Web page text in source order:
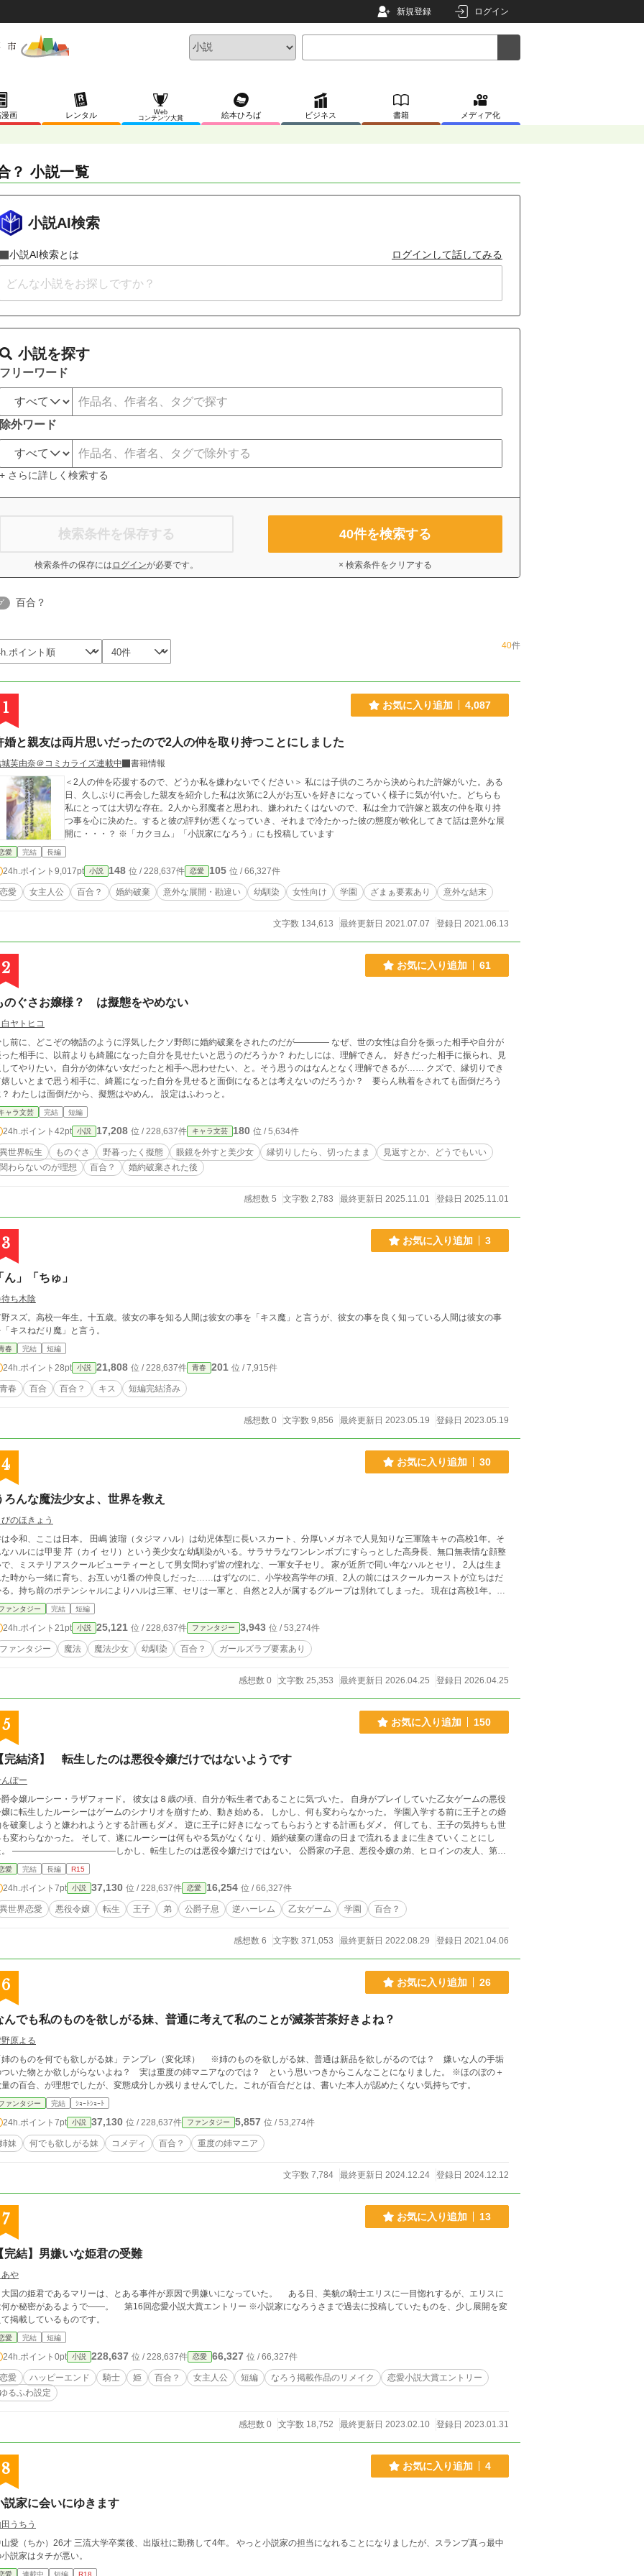
新規登録 ログイン
画 レンタル
Web
コンテンツ大賞
絵本ひろば ビジネス 書籍 メディア化
？ 小説一覧
小説AI検索
小説AI検索とは ログインして話してみる
小説を探す
フリーワード
除外ワード
+ さらに詳しく検索する
検索条件を保存する
検索条件の保存には ログインが必要です。
40件を検索する
× 検索条件をクリアする
百合？
40件
1 お気に入り追加 4,087
婚と親友は両片思いだったので2人の仲を取り持つことにしました
芙由奈＠コミカライズ連載中
書籍情報
＜2人の仲を応援するので、どうか私を嫌わないでください＞ 私には子供のころから決められた許嫁がいた。ある
日、久しぶりに再会した親友を紹介した私は次第に2人がお互いを好きになっていく様子に気が付いた。どちらも
私にとっては大切な存在。2人から邪魔者と思われ、嫌われたくはないので、私は全力で許嫁と親友の仲を取り持
つ事を心に決めた。すると彼の評判が悪くなっていき、それまで冷たかった彼の態度が軟化してきて話は意外な展
開に・・・？ ※「カクヨム」「小説家になろう」にも投稿しています
愛 完結 長編
24h.ポイント 9,017pt 小説 148 位 / 228,637件 恋愛 105 位 / 66,327件
恋愛 女主人公 百合？ 婚約破棄 意外な展開・勘違い 幼馴染 女性向け 学園 ざまぁ要素あり 意外な結末
文字数 134,613 最終更新日 2021.07.07 登録日 2021.06.13
2 お気に入り追加 61
のぐさお嬢様？ は擬態をやめない
ヤトヒコ
前に、どこぞの物語のように浮気したクソ野郎に婚約破棄をされたのだが―――― なぜ、世の女性は自分を振った相手や自分が
た相手に、以前よりも綺麗になった自分を見せたいと思うのだろうか？ わたしには、理解できん。 好きだった相手に振られ、見
てやりたい。自分が勿体ない女だったと相手へ思わせたい、と。そう思うのはなんとなく理解できるが…… クズで、縁切りでき
しいとまで思う相手に、綺麗になった自分を見せると面倒になるとは考えないのだろうか？ 要らん執着をされても面倒だろう
に？ わたしは面倒だから、擬態はやめん。 設定はふわっと。
ャラ文芸 完結 短編
24h.ポイント 42pt 小説 17,208 位 / 228,637件 キャラ文芸 180 位 / 5,634件
異世界転生 ものぐさ 野暮ったく擬態 眼鏡を外すと美少女 縁切りしたら、切ったまま
見返すとか、どうでもいい
関わらないのが理想
百合？ 婚約破棄された後
感想数 5 文字数 2,783 最終更新日 2025.11.01 登録日 2025.11.01
3 お気に入り追加 3
ん」「ちゅ」
ち木陰
スズ。高校一年生。十五歳。彼女の事を知る人間は彼女の事を「キス魔」と言うが、彼女の事を良く知っている人間は彼女の事
キスねだり魔」と言う。
春 完結 短編
24h.ポイント 28pt 小説 21,808 位 / 228,637件 青春 201 位 / 7,915件
青春 百合 百合？ キス 短編完結済み
感想数 0 文字数 9,856 最終更新日 2023.05.19 登録日 2023.05.19
4 お気に入り追加 30
ろんな魔法少女よ、世界を救え
のほきょう
こは日本。 田嶋 波瑠（タジマ ハル）は幼児体型に長いスカート、分厚いメガネで人見知りな三軍陰キャの高校1年。そ
ハルには甲斐 芹（カイ セリ）という美少女な幼馴染がいる。サラサラなワンレンボブにすらっとした高身長、無口無表情な顔整
、ミステリアスクールビューティーとして男女問わず皆の憧れな、一軍女子セリ。 家が近所で同い年なハルとセリ。 2人は生ま
た時から一緒に育ち、お互いが1番の仲良しだった……はずなのに、小学校高学年の頃、2人の前にはスクールカーストが立ちはだ
。持ち前のポテンシャルによりハルは三軍、セリは一軍と、自然と2人が属するグループは別れてしまった。 現在は高校1年。2
同じ高校の同じクラスになったにも関わらず全く話さないどころか、目すら合わない疎遠な関係となってしまっていたのだ。 そ
ある日、ハルはコンビニ強盗に出くわしピンチに陥ってしまう。危機一髪でハルを助けてくれたのは、ハルが幼い頃に大好きだ
アニメ「うろんな魔法少女マリィ」にそっくりな美少女。 ツインテールのピンク髪で赤い瞳、フリルとリボンたっぷりなピンク
を着て、ピンククリスタルの付いたステッキを持った美少女は、「魔法少女セリィ」と名乗ってくれた。可憐にコンビニ強盗を
くれた魔法少女セリィ。 そんな魔法少女セリィの正体は、普段は無口で無表情な幼馴染のセリだと、幼い頃から一緒のハル
ァンタジー 完結 短編
24h.ポイント 21pt 小説 25,121 位 / 228,637件 ファンタジー 3,943 位 / 53,274件
ファンタジー 魔法 魔法少女 幼馴染 百合？ ガールズラブ要素あり
感想数 0 文字数 25,353 最終更新日 2026.04.25 登録日 2026.04.25
5 お気に入り追加 150
完結済】 転生したのは悪役令嬢だけではないようです
ぽー
令嬢ルーシー・ラザフォード。 彼女は８歳の頃、自分が転生者であることに気づいた。 自身がプレイしていた乙女ゲームの悪役
に転生したルーシーはゲームのシナリオを崩すため、動き始める。 しかし、何も変わらなかった。 学園入学する前に王子との婚
破棄しようと嫌われようとする計画もダメ。 逆に王子に好きになってもらおうとする計画もダメ。 何しても、王子の気持ちも世
った。 そして、遂にルーシーは何もやる気がなくなり、婚約破棄の運命の日まで流れるままに生きていくことにし
の子息、悪役令嬢の弟、ヒロインの友人、第3
。 彼らもまた転生者であり、前世では悪役令嬢ルーシーを推しとしていた特殊な人たちであった。 そんなルーシーを愛してやま
はこう決意する。 ――――――――――――自分がルーシーを幸せにすると。 転生した乙ゲーのキャラたちが、悪役令嬢
せルートに持って行くために試行錯誤する物語。
愛 完結 長編 R15
24h.ポイント 7pt 小説 37,130 位 / 228,637件 恋愛 16,254 位 / 66,327件
異世界恋愛 悪役令嬢 転生 王子 弟 公爵子息 逆ハーレム 乙女ゲーム 学園 百合？
感想数 6 文字数 371,053 最終更新日 2022.08.29 登録日 2021.04.06
6 お気に入り追加 26
んでも私のものを欲しがる妹、普通に考えて私のことが滅茶苦茶好きよね？
原よる
ものを何でも欲しがる妹」テンプレ（変化球） ※姉のものを欲しがる妹、普通は新品を欲しがるのでは？ 嫌いな人の手垢
ついた物とか欲しがらないよね？ 実は重度の姉マニアなのでは？ という思いつきからこんなことになりました。 ※ほのぼの＋
の百合、が理想でしたが、変態成分しか残りませんでした。これが百合だとは、書いた本人が認めたくない気持ちです。
ァンタジー 完結 ｼｮｰﾄｼｮｰﾄ
24h.ポイント 7pt 小説 37,130 位 / 228,637件 ファンタジー 5,857 位 / 53,274件
姉妹 何でも欲しがる妹 コメディ 百合？ 重度の姉マニア
文字数 7,784 最終更新日 2024.12.24 登録日 2024.12.12
7 お気に入り追加 13
完結】男嫌いな姫君の受難
や
国の姫君であるマリーは、とある事件が原因で男嫌いになっていた。 ある日、美貌の騎士エリスに一目惚れするが、エリスに
があるようで――。 第16回恋愛小説大賞エントリー ※小説家になろうさまで過去に投稿していたものを、少し展開を変
掲載しているものです。
愛 完結 短編
24h.ポイント 0pt 小説 228,637 位 / 228,637件 恋愛 66,327 位 / 66,327件
恋愛 ハッピーエンド 騎士 姫 百合？ 女主人公 短編 なろう掲載作品のリメイク
恋愛小説大賞エントリー
ゆるふわ設定
感想数 0 文字数 18,752 最終更新日 2023.02.10 登録日 2023.01.31
8 お気に入り追加 4
説家に会いにゆきます
うちう
愛（ちか）26才 三流大学卒業後、出版社に勤務して4年。 やっと小説家の担当になれることになりましたが、スランプ真っ最中
説家はタチが悪い。
愛 連載中 短編 R18